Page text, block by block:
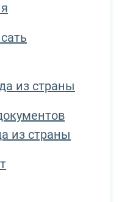
из страны
из страны